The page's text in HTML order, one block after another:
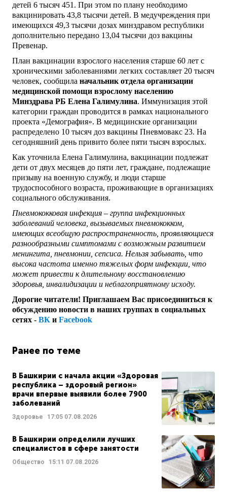
детей 6 тысяч 451. При этом по плану необходимо
вакцинировать 43,8 тысячи детей. В медучреждения при
имеющихся 49,3 тысячи дозах минздравом республики
дополнительно передано 13,04 тысячи доз вакцины
Превенар.
План вакцинации взрослого населения старше 60 лет с
хроническими заболеваниями легких составляет 20 тысяч
человек, сообщила начальник отдела организации
медицинской помощи взрослому населению
Минздрава РБ Елена Галимулина. Иммунизация этой
категории граждан проводится в рамках национального
проекта «Демография». В медицинские организации
распределено 10 тысяч доз вакцины Пневмовакс 23. На
сегодняшний день привито более пяти тысяч взрослых.
Как уточнила Елена Галимулина, вакцинации подлежат
дети от двух месяцев до пяти лет, граждане, подлежащие
призыву на военную службу, и люди старше
трудоспособного возраста, проживающие в организациях
социального обслуживания.
Пневмококковая инфекция – группа инфекционных
заболеваний человека, вызываемых пневмококком,
имеющих всеобщую распространенность, проявляющиеся
разнообразными симптомами с возможным развитием
менингита, пневмонии, сепсиса. Нельзя забывать, что
высока частота именно тяжелых форм инфекции, что
может привести к длительному восстановлению
здоровья, инвалидизации и неблагоприятному исходу.
Дорогие читатели! Приглашаем Вас присоединиться к
обсуждению новости в наших группах в социальных
сетях - ВК и Facebook
Ранее по теме
В Башкирии с начала акции «Здоровая
республика – здоровый регион»
врачи впервые выявили более 7900
заболеваний
Здоровье 17:05 07.08.2026
В Башкирии определили лучших
специалистов в сфере занятости
Общество 15:11 07.08.2026